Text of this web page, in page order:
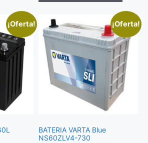
¡Oferta! ¡Oferta!
BATERIA VARTA Blue
NS60ZLV4-730